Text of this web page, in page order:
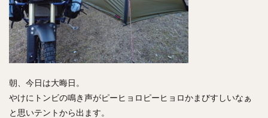
朝、今日は大晦日。
やけにトンビの鳴き声がピーヒョロピーヒョロかまびすしいなぁ
と思いテントから出ます。